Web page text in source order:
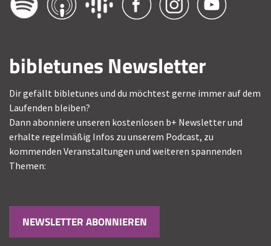
bibletunes Newsletter
Dir gefällt bibletunes und du möchtest gerne immer auf dem
Laufenden bleiben?
Dann abonniere unseren kostenlosen b+ Newsletter und
erhalte regelmäßig Infos zu unserem Podcast, zu
kommenden Veranstaltungen und weiteren spannenden
Themen:
NEWSLETTER ABONNIEREN